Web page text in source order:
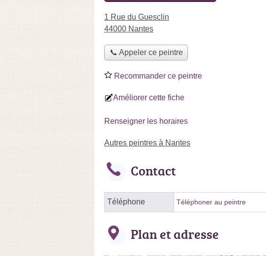
1 Rue du Guesclin
44000 Nantes
📞 Appeler ce peintre
Recommander ce peintre
Améliorer cette fiche
Renseigner les horaires
Autres peintres à Nantes
Contact
Téléphone Téléphoner au peintre
Plan et adresse